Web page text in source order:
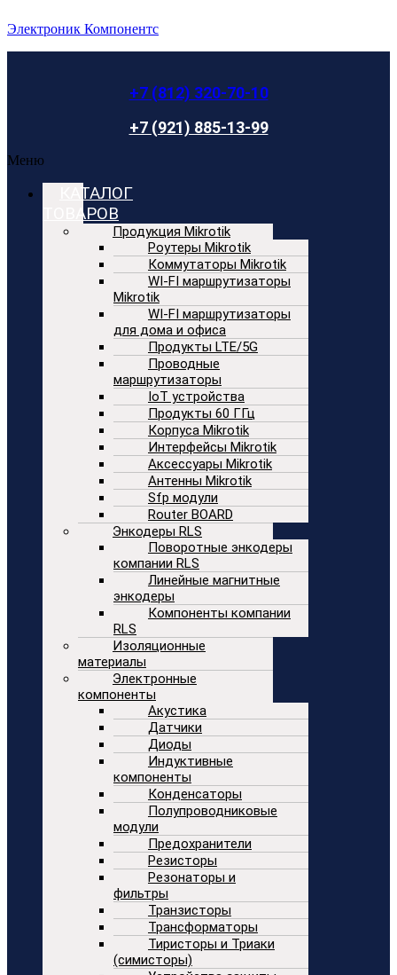
Электроник Компонентс
+7 (812) 320-70-10
+7 (921) 885-13-99
Меню
КАТАЛОГ
ТОВАРОВ
Продукция Mikrotik
Роутеры Mikrotik
Коммутаторы Mikrotik
WI-FI маршрутизаторы
Mikrotik
WI-FI маршрутизаторы
для дома и офиса
Продукты LTE/5G
Проводные
маршрутизаторы
IoT устройства
Продукты 60 ГГц
Корпуса Mikrotik
Интерфейсы Mikrotik
Аксессуары Mikrotik
Антенны Mikrotik
Sfp модули
Router BOARD
Энкодеры RLS
Поворотные энкодеры
компании RLS
Линейные магнитные
энкодеры
Компоненты компании
RLS
Изоляционные
материалы
Электронные
компоненты
Акустика
Датчики
Диоды
Индуктивные
компоненты
Конденсаторы
Полупроводниковые
модули
Предохранители
Резисторы
Резонаторы и
фильтры
Транзисторы
Трансформаторы
Тиристоры и Триаки
(симисторы)